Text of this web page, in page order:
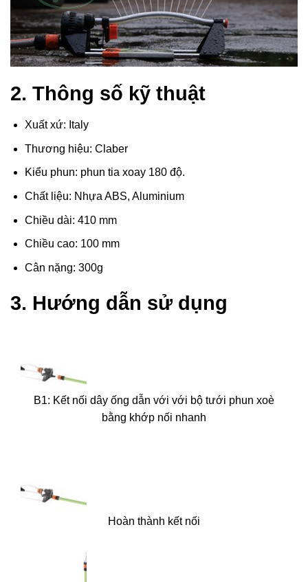
2. Thông số kỹ thuật
Xuất xứ: Italy
Thương hiệu: Claber
Kiểu phun: phun tia xoay 180 độ.
Chất liệu: Nhựa ABS, Aluminium
Chiều dài: 410 mm
Chiều cao: 100 mm
Cân nặng: 300g
3. Hướng dẫn sử dụng
B1: Kết nối dây ống dẫn với với bộ tưới phun xoè
bằng khớp nối nhanh
Hoàn thành kết nối